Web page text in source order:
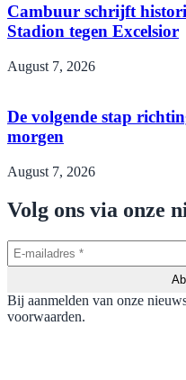
Cambuur schrijft
Stadion tegen Excelsior
August 7, 2026
De volgende stap
morgen
August 7, 2026
Volg ons via onze
Bij aanmelden van onze
voorwaarden.